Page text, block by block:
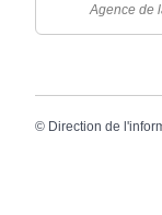
Agence de
© Direction de